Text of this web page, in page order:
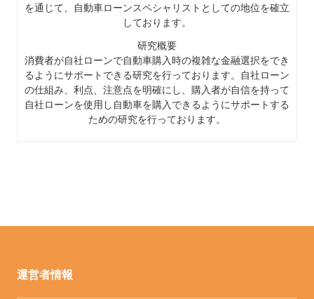
を通じて、自動車ローンスペシャリストとしての地位を確立
しております。
研究概要
消費者が自社ローンで自動車購入時の複雑な金融選択をでき
るようにサポートできる研究を行っております。自社ローン
の仕組み、利点、注意点を明確にし、購入者が自信を持って
自社ローンを使用し自動車を購入できるようにサポートする
ための研究を行っております。
運営者情報